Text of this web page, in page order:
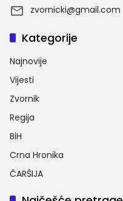
zvornicki@gmail.com
Kategorije
Najnovije
Vijesti
Zvornik
Regija
BiH
Crna Hronika
ČARŠIJA